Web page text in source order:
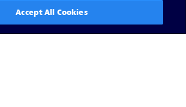
Accept All Cookies